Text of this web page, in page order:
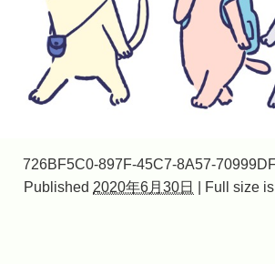
726BF5C0-897F-45C7-8A57-
Published 2020年6月30日 Full size is